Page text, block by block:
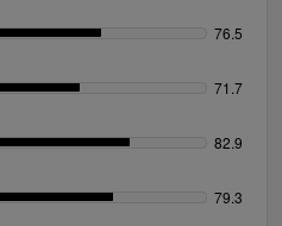
76.5
71.7
82.9
79.3